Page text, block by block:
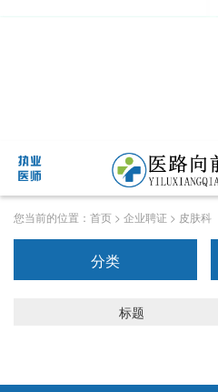
您当前的位置： 首页 > 企业聘证 > 皮肤科
分类
标题